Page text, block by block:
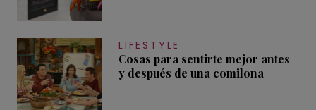
LIFESTYLE
Cosas para sentirte mejor antes
y después de una comilona